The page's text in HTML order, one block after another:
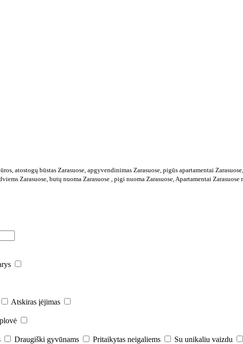
atostogų būstas Zarasuose, apgyvendinimas Zarasuose, pigūs apartamentai
Zarasuose, butų nuoma Zarasuose , pigi nuoma Zarasuose, Apartamentai
Atskiras įėjimas
Draugiški gyvūnams Pritaikytas neigaliems
Su unikaliu vaizdu